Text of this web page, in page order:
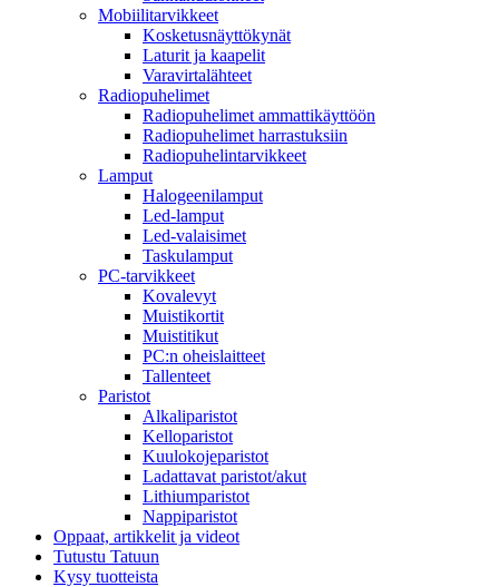
Mobiilitarvikkeet
Kosketusnäyttökynät
Laturit ja kaapelit
Varavirtalähteet
Radiopuhelimet
Radiopuhelimet ammattikäyttöön
Radiopuhelimet harrastuksiin
Radiopuhelintarvikkeet
Lamput
Halogeenilamput
Led-lamput
Led-valaisimet
Taskulamput
PC-tarvikkeet
Kovalevyt
Muistikortit
Muistitikut
PC:n oheislaitteet
Tallenteet
Paristot
Alkaliparistot
Kelloparistot
Kuulokojeparistot
Ladattavat paristot/akut
Lithiumparistot
Nappiparistot
Oppaat, artikkelit ja videot
Tutustu Tatuun
Kysy tuotteista